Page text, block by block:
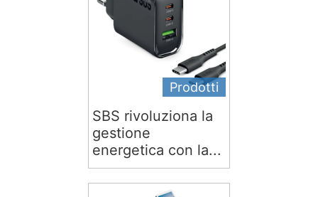
Prodotti
SBS rivoluziona la
gestione
energetica con la...